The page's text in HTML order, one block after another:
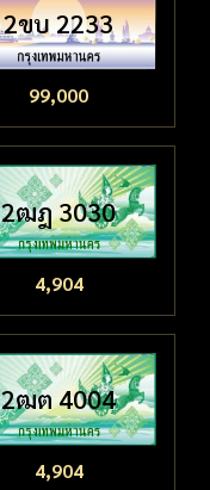
2ขบ 2233
99,000
2ฒฎ 3030
4,904
2ฒต 4004
4,904